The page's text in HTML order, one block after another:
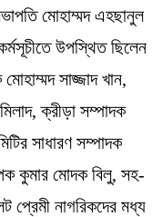
মোহাম্মদ এহছানুল
উপস্থিত ছিলেন
সাজ্জাদ খান,
ক্রীড়া সম্পাদক
সাধারণ সম্পাদক
কুমার মোদক বিলু, সহ-
প্রেমী নাগরিকদের মধ্য